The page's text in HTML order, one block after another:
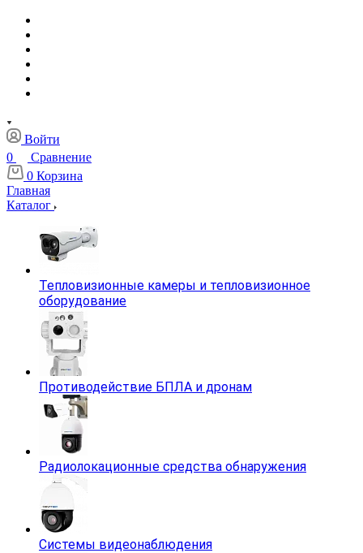
Войти
0
Сравнение
0 Корзина
Главная
Каталог
Тепловизионные камеры и тепловизионное
оборудование
Противодействие БПЛА и дронам
Радиолокационные средства обнаружения
Системы видеонаблюдения